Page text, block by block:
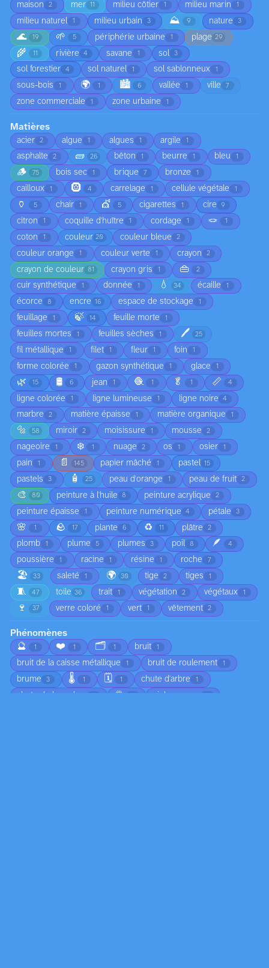
maison 2 mer 11 milieu côtier 1 milieu marin 1
milieu naturel 1 milieu urbain 3 ⛰️ 9 nature 3
🌊 19 🌱 5 périphérie urbaine 1 plage 29
🌾 11 rivière 4 savane 1 sol 3
sol forestier 4 sol naturel 1 sol sablonneux 1
sous-bois 1 🌍 1 🏙️ 6 vallée 1 ville 7
zone commerciale 1 zone urbaine 1
Matières
acier 2 algue 1 algues 1 argile 1
asphalte 2 🧱 26 bêton 1 beurre 1 bleu 1
🪵 75 bois sec 1 brique 7 bronze 1
cailloux 1 🛞 4 carrelage 1 cellule végétale 1
🏺 5 chair 1 💇 5 cigarettes 1 cire 9
citron 1 coquille d'huître 1 cordage 1 🪢 1
coton 1 couleur 20 couleur bleue 2
couleur orange 1 couleur verte 1 crayon 2
crayon de couleur 81 crayon gris 1 👜 2
cuir synthétique 1 donnée 1 💧 34 écaille 1
écorce 8 encre 16 espace de stockage 1
feuillage 1 🍃 14 feuille morte 1
feuilles mortes 1 feuilles sèches 1 🖊️ 25
fil métallique 1 filet 1 fleur 1 foin 1
forme colorée 1 gazon synthétique 1 glace 1
🌿 15 🛢️ 6 jean 1 🧶 1 🥬 1 📏 4
ligne colorée 1 ligne lumineuse 1 ligne noire 4
marbre 2 matière épaisse 1 matière organique 1
🔩 58 miroir 2 moisissure 1 mousse 2
nageoire 1 ❄️ 1 nuage 2 os 1 osier 1
pain 1 📄 145 papier mâché 1 pastel 15
pastels 3 🧴 25 peau d'orange 1 peau de fruit 2
🎨 80 peinture à l'huile 8 peinture acrylique 2
peinture épaisse 1 peinture numérique 4 pétale 3
🌸 1 🪨 17 plante 6 ♻️ 11 plâtre 2
plomb 1 plume 5 plumes 3 poil 8 🪶 4
poussière 1 racine 1 résine 1 roche 7
🏖️ 33 saleté 1 🌍 30 tige 2 tiges 1
🧵 47 toile 36 trait 1 végétation 2 végétaux 1
🍷 37 verre coloré 1 vert 1 vêtement 2
Phénomènes
🔮
1 ❤️ 1 🗂️ 1 bruit 1
bruit de la caisse métallique 1 bruit de roulement 1
brume 3 🌡️ 1 🗓️ 1 chute d'arbre 1
chute de branches 🌅 ciel nuageux